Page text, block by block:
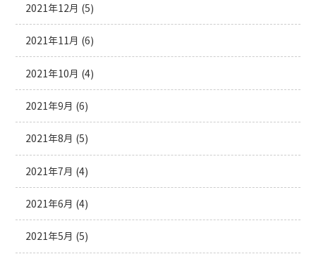
2021年12月 (5)
2021年11月 (6)
2021年10月 (4)
2021年9月 (6)
2021年8月 (5)
2021年7月 (4)
2021年6月 (4)
2021年5月 (5)